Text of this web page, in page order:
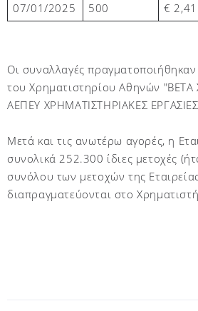
07/01/2025
500 € 2,41
Οι συναλλαγές
του Χρηματιστηρίου Αθηνών
ΑΕΠΕΥ ΧΡΗΜΑΤΙΣΤΗΡΙΑΚΕΣ ΕΡΓΑΣΙΕΣ
Μετά και τις ανωτέρω αγορές, η
συνολικά 252.300 ίδιες μετοχές
συνόλου των μετοχών της
διαπραγματεύονται στο